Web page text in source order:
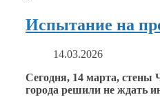
Испытание на
14.03.2026
Сегодня, 14 марта, стены
города решили не ждать